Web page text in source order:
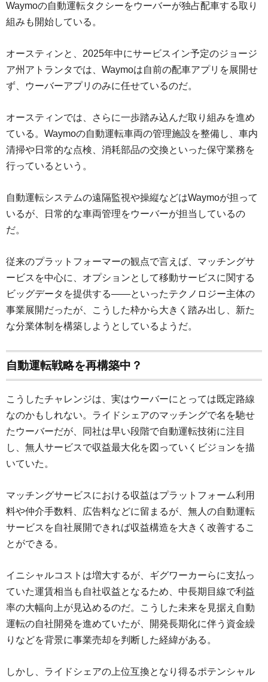
Waymoの自動運転タクシーをウーバーが独占配車する取り
組みも開始している。
オースティンと、2025年中にサービスイン予定のジョージ
ア州アトランタでは、Waymoは自前の配車アプリを展開せ
ず、ウーバーアプリのみに任せているのだ。
オースティンでは、さらに一歩踏み込んだ取り組みを進め
ている。Waymoの自動運転車両の管理施設を整備し、車内
清掃や日常的な点検、消耗部品の交換といった保守業務を
行っているという。
自動運転システムの遠隔監視や操縦などはWaymoが担って
いるが、日常的な車両管理をウーバーが担当しているの
だ。
従来のプラットフォーマーの観点で言えば、マッチングサ
ービスを中心に、オプションとして移動サービスに関する
ビッグデータを提供する――といったテクノロジー主体の
事業展開だったが、こうした枠から大きく踏み出し、新た
な分業体制を構築しようとしているようだ。
自動運転戦略を再構築中？
こうしたチャレンジは、実はウーバーにとっては既定路線
なのかもしれない。ライドシェアのマッチングで名を馳せ
たウーバーだが、同社は早い段階で自動運転技術に注目
し、無人サービスで収益最大化を図っていくビジョンを描
いていた。
マッチングサービスにおける収益はプラットフォーム利用
料や仲介手数料、広告料などに留まるが、無人の自動運転
サービスを自社展開できれば収益構造を大きく改善するこ
とができる。
イニシャルコストは増大するが、ギグワーカーらに支払っ
ていた運賃相当も自社収益となるため、中長期目線で利益
率の大幅向上が見込めるのだ。こうした未来を見据え自動
運転の自社開発を進めていたが、開発長期化に伴う資金繰
りなどを背景に事業売却を判断した経緯がある。
しかし、ライドシェアの上位互換となり得るポテンシャル